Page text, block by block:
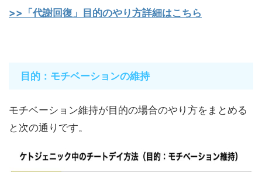
>>「代謝回復」目的のやり方詳細はこちら
目的：モチベーションの維持
モチベーション維持が目的の場合のやり方をまとめる
と次の通りです。